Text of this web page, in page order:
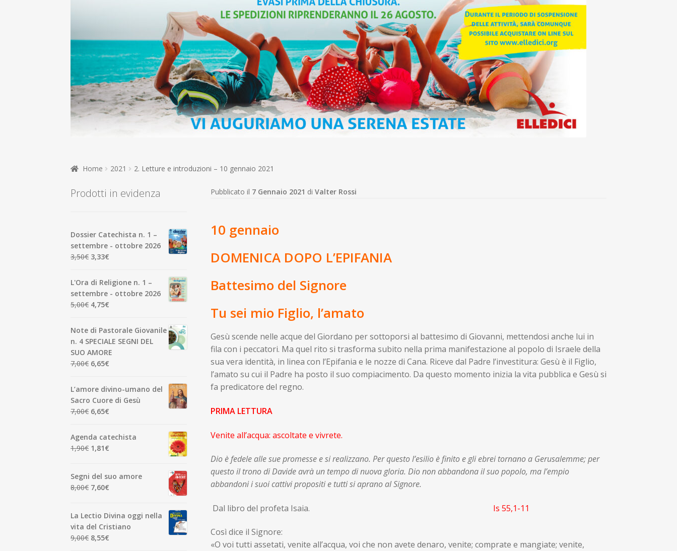
Home 2021 2. Letture e introduzioni – 10 gennaio 2021
Pubblicato il 7 Gennaio 2021 di Valter Rossi
10 gennaio
DOMENICA DOPO L’EPIFANIA
Battesimo del Signore
Tu sei mio Figlio, l’amato
Gesù scende nelle acque del Giordano per sottoporsi al battesimo di Giovanni, mettendosi anche lui in
fila con i peccatori. Ma quel rito si trasforma subito nella prima manifestazione al popolo di Israele della
sua vera identità, in linea con l’Epifania e le nozze di Cana. Riceve dal Padre l’investitura: Gesù è il Figlio,
l’amato su cui il Padre ha posto il suo compiacimento. Da questo momento inizia la vita pubblica e Gesù si
fa predicatore del regno.
PRIMA LETTURA
Venite all’acqua: ascoltate e vivrete.
Dio è fedele alle sue promesse e si realizzano. Per questo l’esilio è finito e gli ebrei tornano a Gerusalemme; per
questo il trono di Davide avrà un tempo di nuova gloria. Dio non abbandona il suo popolo, ma l’empio
abbandoni i suoi cattivi propositi e tutti si aprano al Signore.
Dal libro del profeta Isaia. Is 55,1-11
Così dice il Signore:
«O voi tutti assetati, venite all’acqua, voi che non avete denaro, venite; comprate e mangiate; venite,
Prodotti in evidenza
Dossier Catechista n. 1 –
settembre - ottobre 2026
3,50€ Il
originale
era:
3,50€.
3,33€
attuale
è:
L'Ora di Religione n. 1 –
settembre - ottobre 2026
5,00€ Il
originale
era:
5,00€.
4,75€
attuale
è:
4,75€.
Note di Pastorale Giovanile
n. 4 SPECIALE SEGNI DEL
SUO AMORE
7,00€ Il
originale
era:
7,00€.
6,65€
attuale
L’amore divino-umano del
Sacro Cuore di Gesù
7,00€ Il
originale
era:
7,00€.
6,65€
attuale
Agenda catechista
1,90€ Il
era:
1,90€.
1,81€
è:
Segni del suo amore
8,00€ Il
era:
8,00€.
7,60€
è:
7,60€.
La Lectio Divina oggi nella
vita del Cristiano
9,00€ Il
8,55€